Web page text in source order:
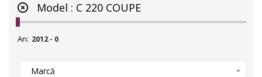
Model : C 220 COUPE
An:
Marcă